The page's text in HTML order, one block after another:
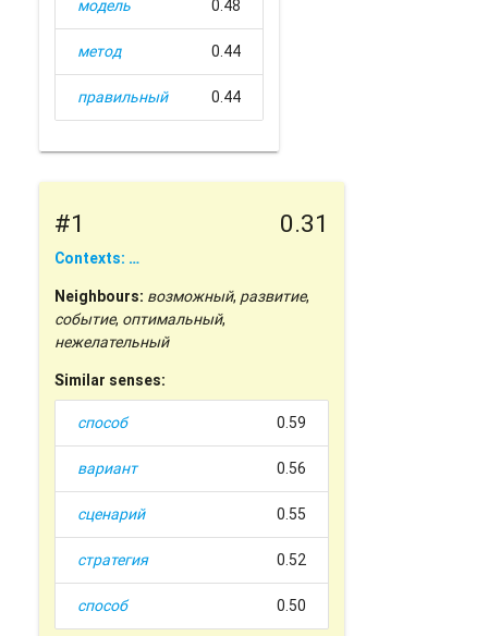
модель 0.48
метод 0.44
правильный 0.44
#1 0.31
Contexts: …
Neighbours: возможный, развитие,
событие, оптимальный,
нежелательный
Similar senses:
способ 0.59
вариант 0.56
сценарий 0.55
стратегия 0.52
способ 0.50